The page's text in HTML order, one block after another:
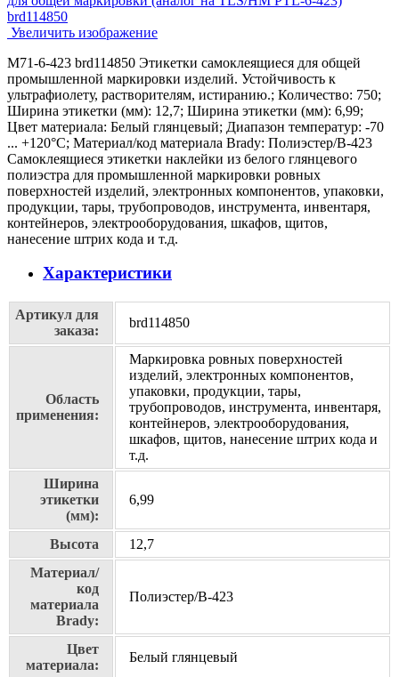
Увеличить изображение
M71-6-423 brd114850 Этикетки самоклеящиеся для общей
промышленной маркировки изделий. Устойчивость к
ультрафиолету, растворителям, истиранию.; Количество: 750;
Ширина этикетки (мм): 12,7; Ширина этикетки (мм): 6,99;
Цвет материала: Белый глянцевый; Диапазон температур: -70
... +120°С; Материал/код материала Brady: Полиэстер/В-423
Самоклеящиеся этикетки наклейки из белого глянцевого
полиэстра для промышленной маркировки ровных
поверхностей изделий, электронных компонентов, упаковки,
продукции, тары, трубопроводов, инструмента, инвентаря,
контейнеров, электрооборудования, шкафов, щитов,
нанесение штрих кода и т.д.
Характеристики
Артикул для
заказа:
brd114850
Область
применения:
Маркировка ровных поверхностей
изделий, электронных компонентов,
упаковки, продукции, тары,
трубопроводов, инструмента, инвентаря,
контейнеров, электрооборудования,
шкафов, щитов, нанесение штрих кода и
т.д.
Ширина
этикетки
(мм):
6,99
Высота
12,7
Материал/
код
материала
Brady:
Полиэстер/В-423
Цвет
материала:
Белый глянцевый